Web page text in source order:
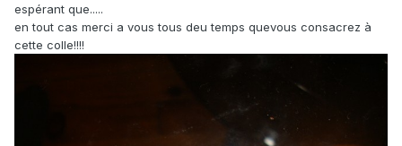
espérant que.....
en tout cas merci a vous tous deu temps quevous consacrez à
cette colle!!!!